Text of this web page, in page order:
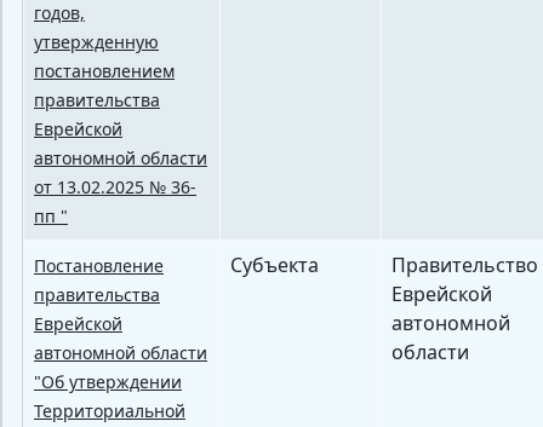
годов,
утвержденную
постановлением
правительства
Еврейской
автономной области
от 13.02.2025 № 36-
пп "
Постановление
правительства
Еврейской
автономной области
"Об утверждении
Территориальной
Субъекта
Правительство
Еврейской
автономной
области